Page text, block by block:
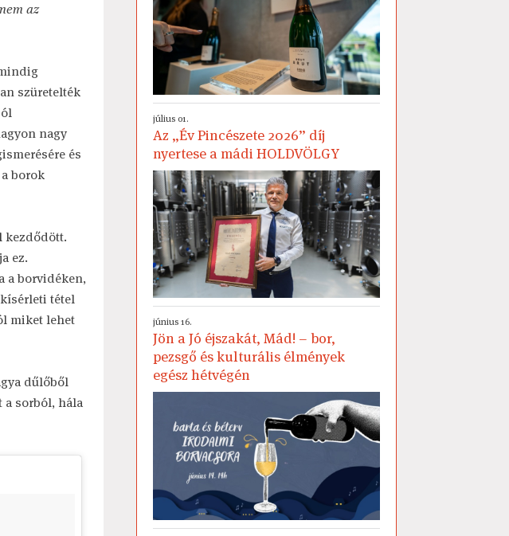
az
szüretelték
nagy
és
borok
kezdődött.
ez.
a borvidéken,
tétel
miket lehet
dűlőből
a sorból, hála
július 01.
Az „Év Pincészete 2026” díj
nyertese a mádi HOLDVÖLGY
június 16.
Jön a Jó éjszakát, Mád! – bor,
pezsgő és kulturális élmények
egész hétvégén